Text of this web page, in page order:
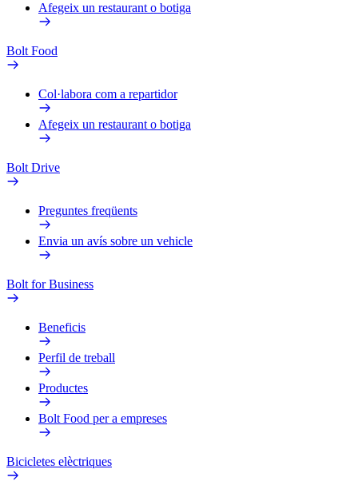
Afegeix un restaurant o botiga
Bolt Food
Col·labora com a repartidor
Afegeix un restaurant o botiga
Bolt Drive
Preguntes freqüents
Envia un avís sobre un vehicle
Bolt for Business
Beneficis
Perfil de treball
Productes
Bolt Food per a empreses
Bicicletes elèctriques